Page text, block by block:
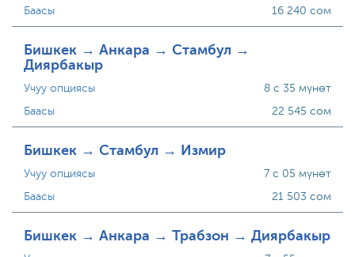
Баасы
16 240 сом
Бишкек → Анкара → Стамбул →
Диярбакыр
Учуу опциясы
Баасы
8 с 35 мүнөт
22 545 сом
Бишкек → Стамбул → Измир
Учуу опциясы
Баасы
7 с 05 мүнөт
21 503 сом
Бишкек → Анкара → Трабзон → Диярбакыр